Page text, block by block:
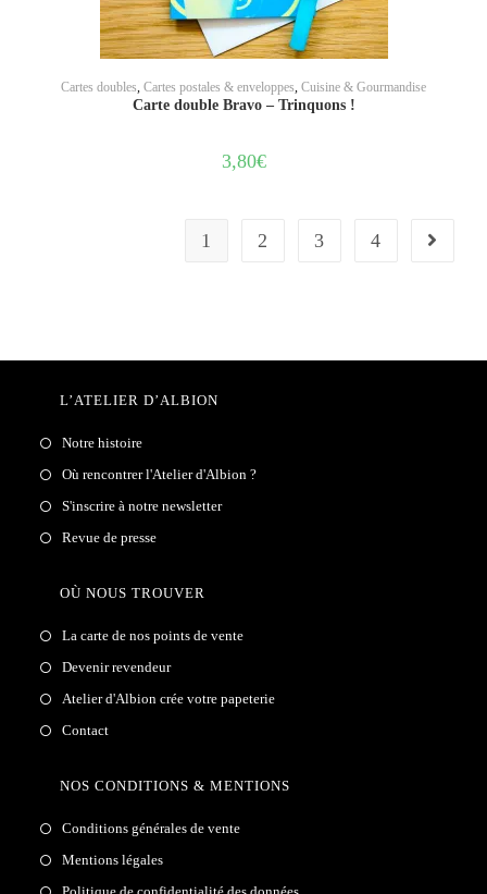
AJOUTER AU PANIER
Cartes doubles Cartes postales & enveloppes Cuisine & Gourmandise
Carte double Bravo – Trinquons !
3,80€
1 2 3 4
L’ATELIER D’ALBION
Notre histoire
Où rencontrer l'Atelier d'Albion ?
S'inscrire à notre newsletter
Revue de presse
OÙ NOUS TROUVER
La carte de nos points de vente
Devenir revendeur
Atelier d'Albion crée votre papeterie
Contact
NOS CONDITIONS & MENTIONS
Conditions générales de vente
Mentions légales